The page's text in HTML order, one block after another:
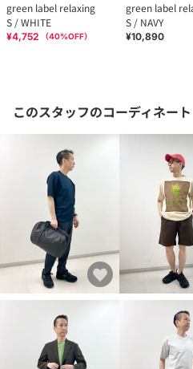
green label relaxing
S / WHITE
¥4,752 （40%OFF）
green label
S / NAVY
¥10,890
このスタッフのコーディネート